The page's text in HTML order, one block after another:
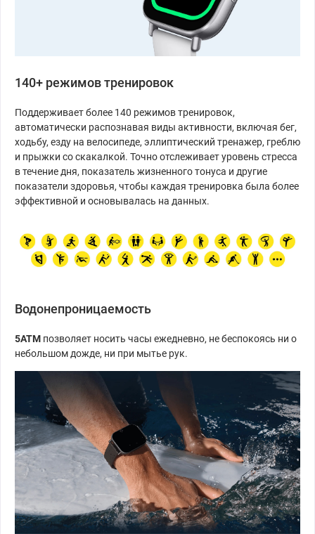
140+ режимов тренировок
Поддерживает более 140 режимов тренировок,
автоматически распознавая виды активности, включая бег,
ходьбу, езду на велосипеде, эллиптический тренажер, греблю
и прыжки со скакалкой. Точно отслеживает уровень стресса
в течение дня, показатель жизненного тонуса и другие
показатели здоровья, чтобы каждая тренировка была более
эффективной и основывалась на данных.
Водонепроницаемость
5АТМ позволяет носить часы ежедневно, не беспокоясь ни о
небольшом дожде, ни при мытье рук.